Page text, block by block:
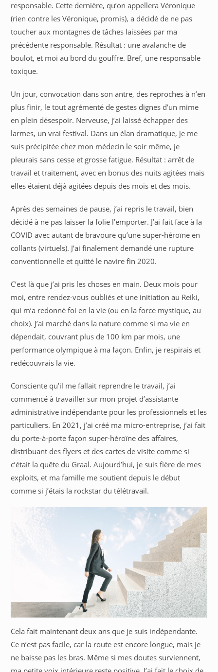
responsable. Cette dernière, qu’on appellera Véronique
(rien contre les Véronique, promis), a décidé de ne pas
toucher aux montagnes de tâches laissées par ma
précédente responsable. Résultat : une avalanche de
boulot, et moi au bord du gouffre. Bref, une responsable
toxique.
Un jour, convocation dans son antre, des reproches à n’en
plus finir, le tout agrémenté de gestes dignes d’un mime
en plein désespoir. Nerveuse, j’ai laissé échapper des
larmes, un vrai festival. Dans un élan dramatique, je me
suis précipitée chez mon médecin le soir même, je
pleurais sans cesse et grosse fatigue. Résultat : arrêt de
travail et traitement, avec en bonus des nuits agitées mais
elles étaient déjà agitées depuis des mois et des mois.
Après des semaines de pause, j’ai repris le travail, bien
décidé à ne pas laisser la folie l’emporter. J’ai fait face à la
COVID avec autant de bravoure qu’une super-héroïne en
collants (virtuels). J’ai finalement demandé une rupture
conventionnelle et quitté le navire fin 2020.
C’est là que j’ai pris les choses en main. Deux mois pour
moi, entre rendez-vous oubliés et une initiation au Reiki,
qui m’a redonné foi en la vie (ou en la force mystique, au
choix). J’ai marché dans la nature comme si ma vie en
dépendait, couvrant plus de 100 km par mois, une
performance olympique à ma façon. Enfin, je respirais et
redécouvrais la vie.
Consciente qu’il me fallait reprendre le travail, j’ai
commencé à travailler sur mon projet d’assistante
administrative indépendante pour les professionnels et les
particuliers. En 2021, j’ai créé ma micro-entreprise, j’ai fait
du porte-à-porte façon super-héroïne des affaires,
distribuant des flyers et des cartes de visite comme si
c’était la quête du Graal. Aujourd’hui, je suis fière de mes
exploits, et ma famille me soutient depuis le début
comme si j’étais la rockstar du télétravail.
Cela fait maintenant deux ans que je suis indépendante.
Ce n’est pas facile, car la route est encore longue, mais je
ne baisse pas les bras. Même si mes doutes surviennent,